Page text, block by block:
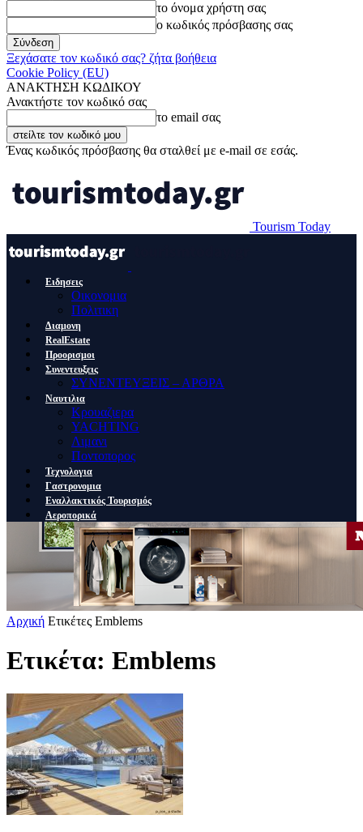
το όνομα χρήστη σας
ο κωδικός πρόσβασης σας
Ξεχάσατε τον κωδικό σας? ζήτα βοήθεια
Cookie Policy (EU)
ΑΝΑΚΤΗΣΗ ΚΩΔΙΚΟΥ
Ανακτήστε τον κωδικό σας
το email σας
Ένας κωδικός πρόσβασης θα σταλθεί με e-mail σε εσάς.
Tourism Today
Ειδησεις
Οικονομια
Πολιτικη
Διαμονη
RealEstate
Προορισμοι
Συνεντευξεις
ΣΥΝΕΝΤΕΥΞΕΙΣ – ΑΡΘΡΑ
Ναυτιλια
Κρουαζιερα
YACHTING
Λιμανι
Ποντοπορος
Τεχνολογια
Γαστρονομια
Εναλλακτικός Τουρισμός
Αεροπορικά
Αρχική Ετικέτες Emblems
Ετικέτα: Emblems